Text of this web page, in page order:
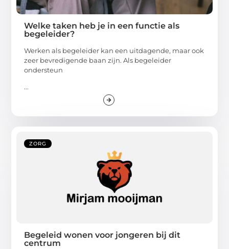
Welke taken heb je in een functie als
begeleider?
Werken als begeleider kan een uitdagende, maar ook
zeer bevredigende baan zijn. Als begeleider
ondersteun
...
ZORG
Begeleid wonen voor jongeren bij dit
centrum